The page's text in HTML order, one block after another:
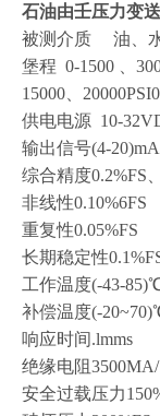
石油由壬压力变
被测介质
油、
堡程 0-1500 、
15000、
供电电源 10-
输出信号(4-
综合精度0.2%FS
非线性0.10%6FS
重复性0.05%FS
长期稳定性
工作温度(-43-
补偿温度(-
响应时间.lmms
绝缘电阻
安全过载压力